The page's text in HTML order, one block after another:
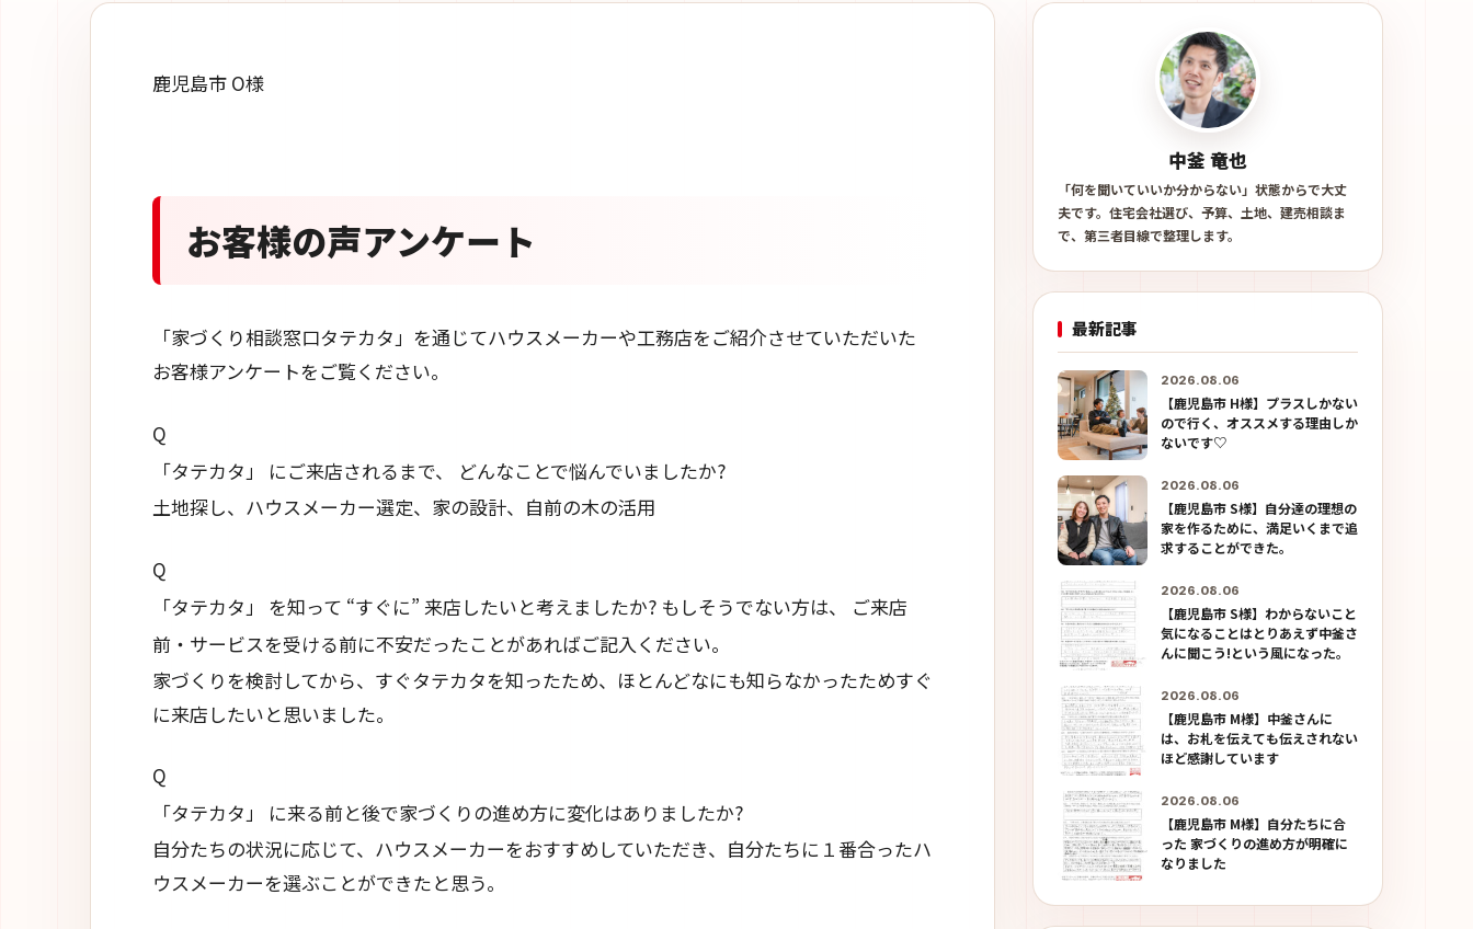
鹿児島市 O様
お客様の声アンケート
「家づくり相談窓口タテカタ」を通じてハウスメーカーや工務店をご紹介させていただいた
お客様アンケートをご覧ください。
Q
「タテカタ」 にご来店されるまで、 どんなことで悩んでいましたか?
土地探し、ハウスメーカー選定、家の設計、自前の木の活用
Q
「タテカタ」 を知って “すぐに” 来店したいと考えましたか? もしそうでない方は、 ご来店
前・サービスを受ける前に不安だったことがあればご記入ください。
家づくりを検討してから、すぐタテカタを知ったため、ほとんどなにも知らなかったためすぐ
に来店したいと思いました。
Q
「タテカタ」 に来る前と後で家づくりの進め方に変化はありましたか?
自分たちの状況に応じて、ハウスメーカーをおすすめしていただき、自分たちに１番合ったハ
ウスメーカーを選ぶことができたと思う。
中釜 竜也
「何を聞いていいか分からない」状態からで大丈
夫です。住宅会社選び、予算、土地、建売相談ま
で、第三者目線で整理します。
最新記事
2026.08.06
【鹿児島市 H様】プラスしかない
ので行く、オススメする理由しか
ないです♡
2026.08.06
【鹿児島市 S様】自分達の理想の
家を作るために、満足いくまで追
求することができた。
2026.08.06
【鹿児島市 S様】わからないこと
気になることはとりあえず中釜さ
んに聞こう!という風になった。
2026.08.06
【鹿児島市 M様】中釜さんに
は、お札を伝えても伝えされない
ほど感謝しています
2026.08.06
【鹿児島市 M様】自分たちに合
った 家づくりの進め方が明確に
なりました